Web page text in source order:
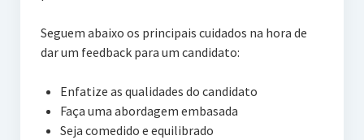
Seguem abaixo os principais cuidados na hora de
dar um feedback para um candidato:
Enfatize as qualidades do candidato
Faça uma abordagem embasada
Seja comedido e equilibrado